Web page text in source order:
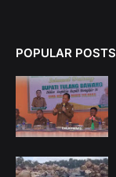
POPULAR POSTS